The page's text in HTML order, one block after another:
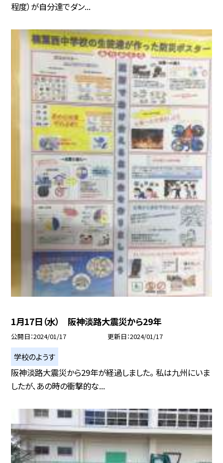
程度）が自分達でダン...
1月17日（水） 阪神淡路大震災から29年
公開日 2024/01/17 更新日 2024/01/17
学校のようす
阪神淡路大震災から29年が経過しました。 私は九州にいま
したが、あの時の衝撃的な...